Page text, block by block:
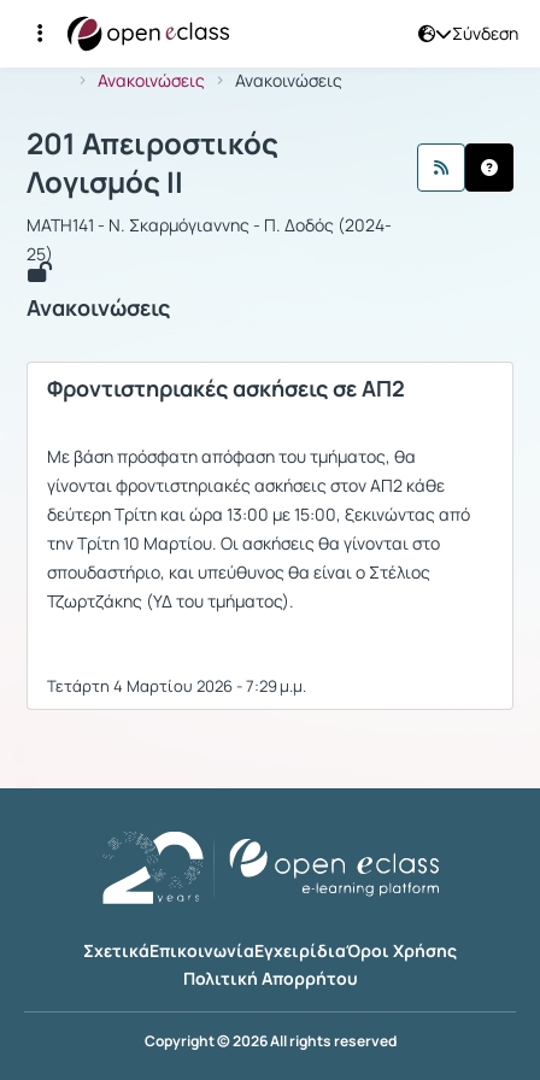
Σύνδεση
Αρχική Σελίδα
Ανακοινώσεις
Ανακοινώσεις
Μάθημα : 201 Απειροστικός Λογισμός
201 Απειροστικός
Λογισμός ΙΙ
MATH141 - Ν. Σκαρμόγιαννης - Π. Δοδός (2024-
25)
Ανακοινώσεις
Φροντιστηριακές ασκήσεις σε ΑΠ2
Με βάση πρόσφατη απόφαση του τμήματος, θα
γίνονται φροντιστηριακές ασκήσεις στον ΑΠ2 κάθε
δεύτερη Τρίτη και ώρα 13:00 με 15:00, ξεκινώντας από
την Τρίτη 10 Μαρτίου. Οι ασκήσεις θα γίνονται στο
σπουδαστήριο, και υπεύθυνος θα είναι ο Στέλιος
Τζωρτζάκης (ΥΔ του τμήματος).
Τετάρτη 4 Μαρτίου 2026 - 7:29 μ.μ.
ΣχετικάΕπικοινωνίαΕγχειρίδιαΌροι Χρήσης
Πολιτική Απορρήτου
Copyright © 2026 All rights reserved